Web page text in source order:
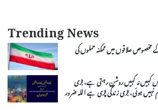
Trending News
مخصوص علاقوں میں ممکنہ حملوں کی
کہیں نہ کہیں روشن رہتی ہے، بڑی
نہیں ہوئی، بڑی زندگی پڑی ہے اللہ ضرور